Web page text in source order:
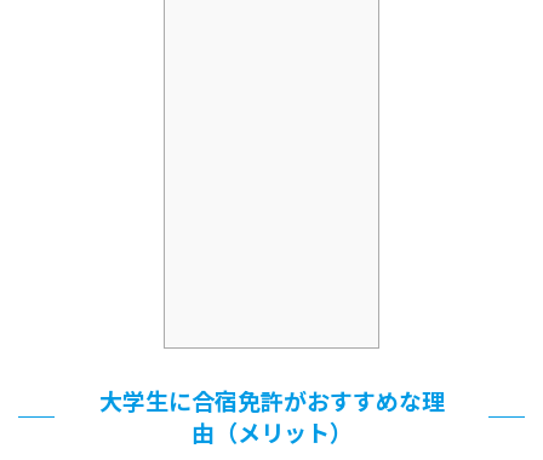
大学生に合宿免許がおすすめな理
由（メリット）